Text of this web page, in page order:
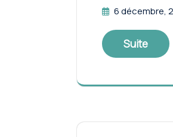
6 décembre,
Suite